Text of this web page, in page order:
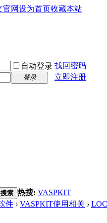
官网设为首页收藏本站
自动登录 找回密码
登录 立即注册
搜索 热搜: VASPKIT
件 › VASPKIT使用相关 ›